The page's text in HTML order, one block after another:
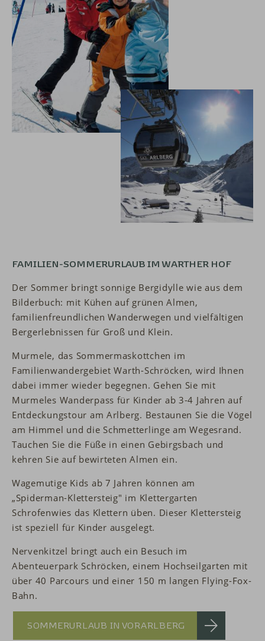
FAMILIEN-SOMMERURLAUB IM WARTHER HOF
Der Sommer bringt sonnige Bergidylle wie aus dem
Bilderbuch: mit Kühen auf grünen Almen,
familienfreundlichen Wanderwegen und vielfältigen
Bergerlebnissen für Groß und Klein.
Murmele, das Sommermaskottchen im
Familienwandergebiet Warth-Schröcken, wird Ihnen
dabei immer wieder begegnen. Gehen Sie mit
Murmeles Wanderpass für Kinder ab 3-4 Jahren auf
Entdeckungstour am Arlberg. Bestaunen Sie die Vögel
am Himmel und die Schmetterlinge am Wegesrand.
Tauchen Sie die Füße in einen Gebirgsbach und
kehren Sie auf bewirteten Almen ein.
Wagemutige Kids ab 7 Jahren können am
„Spiderman-Klettersteig" im Klettergarten
Schrofenwies das Klettern üben. Dieser Klettersteig
ist speziell für Kinder ausgelegt.
Nervenkitzel bringt auch ein Besuch im
Abenteuerpark Schröcken, einem Hochseilgarten mit
über 40 Parcours und einer 150 m langen Flying-Fox-
Bahn.
SOMMERURLAUB IN VORARLBERG